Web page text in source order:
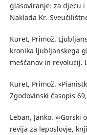
glasoviranje: za djecu i
Naklada Kr.
Kuret, Primož.
kronika ljubljanskega
meščanov in revolucij.
Kuret, Primož.
Zgodovinski časopis
Leban, Janko.
revija za leposlovje,